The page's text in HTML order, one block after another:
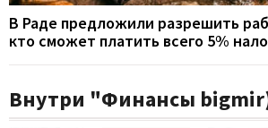
В Раде предложили разрешить
кто сможет платить всего 5%
Внутри "Финансы